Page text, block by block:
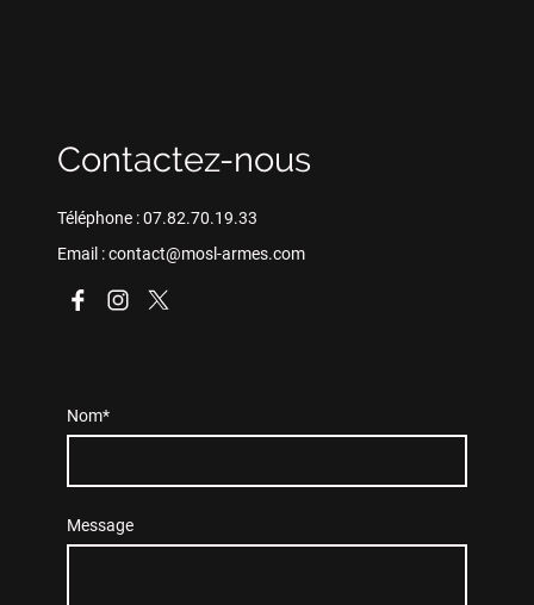
Contactez-nous
Téléphone : 07.82.70.19.33
Email : contact@mosl-armes.com
Nom*
Message